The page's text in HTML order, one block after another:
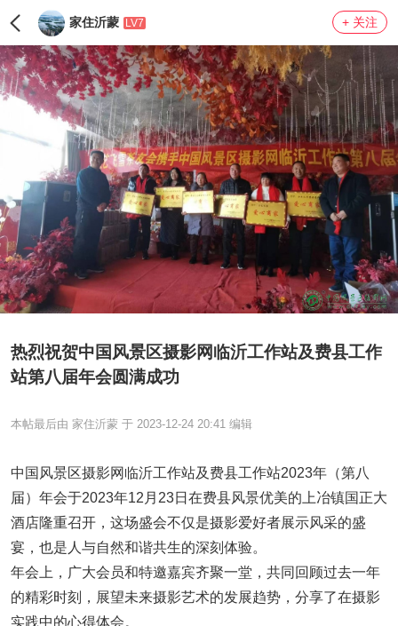
家住沂蒙 LV7 + 关注
热烈祝贺中国风景区摄影网临沂工作站及费县工作
站第八届年会圆满成功
本帖最后由 家住沂蒙 于 2023-12-24 20:41 编辑
中国风景区摄影网临沂工作站及费县工作站2023年（第八
届）年会于2023年12月23日在费县风景优美的上冶镇国正大
酒店隆重召开，这场盛会不仅是摄影爱好者展示风采的盛
宴，也是人与自然和谐共生的深刻体验。
年会上，广大会员和特邀嘉宾齐聚一堂，共同回顾过去一年
的精彩时刻，展望未来摄影艺术的发展趋势，分享了在摄影
实践中的心得体会。